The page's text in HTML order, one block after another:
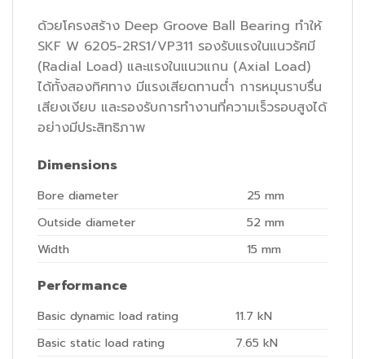
ด้วยโครงสร้าง Deep Groove Ball Bearing ทำให้
SKF W 6205-2RS1/VP311 รองรับแรงในแนวรัศมี
(Radial Load) และแรงในแนวแกน (Axial Load)
ได้ทั้งสองทิศทาง มีแรงเสียดทานต่ำ การหมุนราบรื่น
เสียงเงียบ และรองรับการทำงานที่ความเร็วรอบสูงได้
อย่างมีประสิทธิภาพ
Dimensions
Bore diameter 25 mm
Outside diameter
52 mm
Width
15 mm
Performance
Basic dynamic load rating 11.7 kN
Basic static load rating
7.65 kN